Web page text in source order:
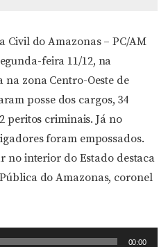
Civil do Amazonas – PC/AM
feira 11/12, na
zona Centro-Oeste de
posse dos cargos, 34
peritos criminais. Já no
foram empossados.
no interior do Estado destaca
do Amazonas, coronel
00:00